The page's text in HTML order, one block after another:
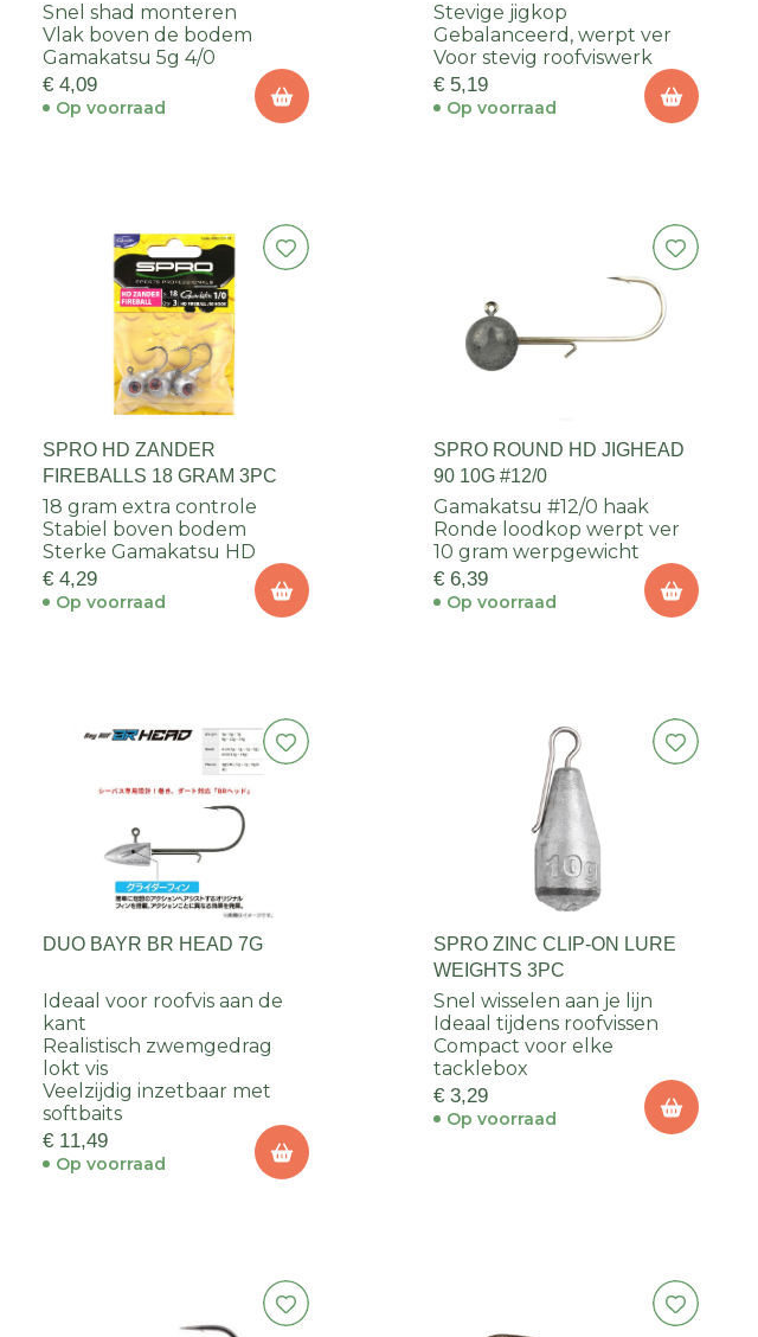
Snel shad monteren
Vlak boven de bodem
Gamakatsu 5g 4/0
€ 4,09
Op voorraad
Stevige jigkop
Gebalanceerd, werpt ver
Voor stevig roofviswerk
€ 5,19
Op voorraad
SPRO HD ZANDER
FIREBALLS 18 GRAM 3PC
18 gram extra controle
Stabiel boven bodem
Sterke Gamakatsu HD
€ 4,29
Op voorraad
SPRO ROUND HD JIGHEAD
90 10G #12/0
Gamakatsu #12/0 haak
Ronde loodkop werpt ver
10 gram werpgewicht
€ 6,39
Op voorraad
DUO BAYR BR HEAD 7G
Ideaal voor roofvis aan de
kant
Realistisch zwemgedrag
lokt vis
Veelzijdig inzetbaar met
softbaits
€ 11,49
Op voorraad
SPRO ZINC CLIP-ON LURE
WEIGHTS 3PC
Snel wisselen aan je lijn
Ideaal tijdens roofvissen
Compact voor elke
tacklebox
€ 3,29
Op voorraad